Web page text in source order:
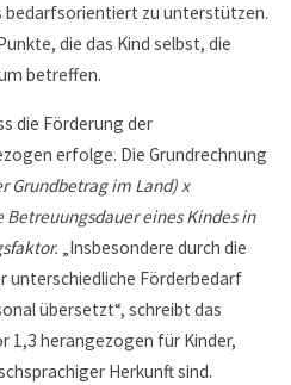
bedarfsorientiert zu unterstützen.
die das Kind selbst, die
betreffen.
die Förderung der
erfolge. Die Grundrechnung
Grundbetrag im Land) x
eines Kindes in
„Insbesondere durch die
unterschiedliche Förderbedarf
übersetzt“, schreibt das
1,3 herangezogen für Kinder,
Herkunft sind.